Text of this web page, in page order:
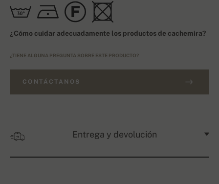
¿Cómo cuidar adecuadamente los productos de cachemira?
¿TIENE ALGUNA PREGUNTA SOBRE ESTE PRODUCTO?
CONTÁCTANOS
Entrega y devolución